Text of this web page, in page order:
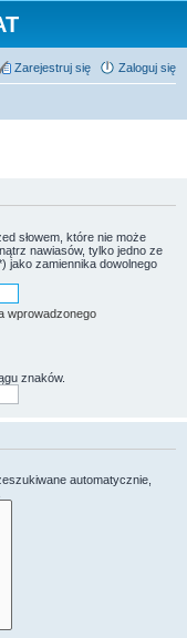
Zaloguj się
Zarejestruj się
słowem, które nie może
nawiasów, tylko jedno ze
jako zamiennika dowolnego
wprowadzonego
znaków.
automatycznie,